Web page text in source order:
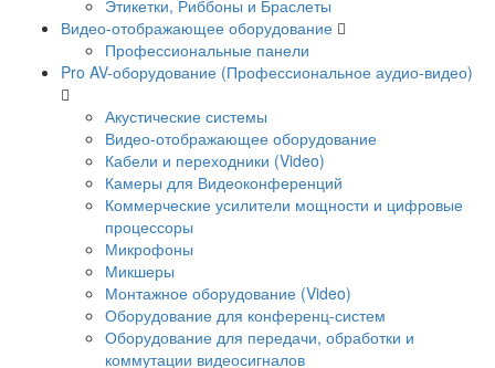
Этикетки, Риббоны и Браслеты
Видео-отображающее оборудование
Профессиональные панели
Pro AV-оборудование (Профессиональное аудио-видео)
Акустические системы
Видео-отображающее оборудование
Кабели и переходники (Video)
Камеры для Видеоконференций
Коммерческие усилители мощности и цифровые
процессоры
Микрофоны
Микшеры
Монтажное оборудование (Video)
Оборудование для конференц-систем
Оборудование для передачи, обработки и
коммутации видеосигналов